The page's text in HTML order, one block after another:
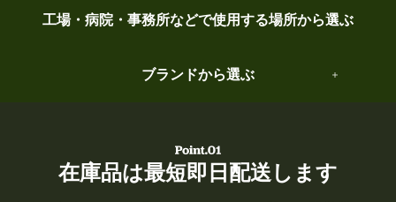
工場・病院・事務所などで使用する場所から選ぶ
ブランドから選ぶ
在庫品は最短即日配送します